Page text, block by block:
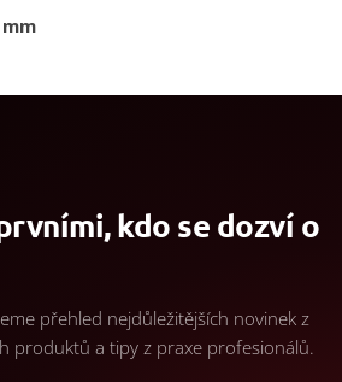
kdo se dozví o
přehled nejdůležitějších novinek z
produktů a tipy z praxe profesionálů.